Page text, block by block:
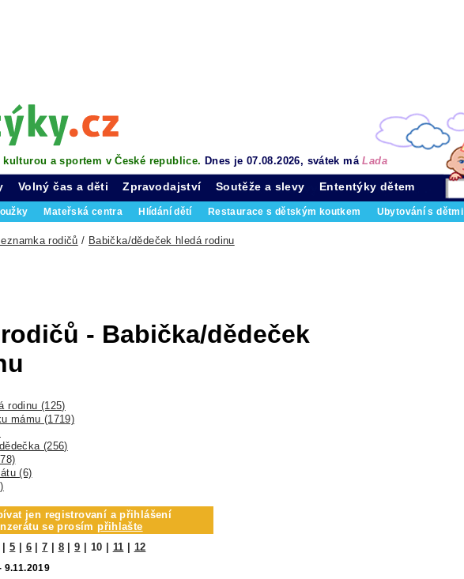
a sportem v České republice. Dnes je 07.08.2026, svátek máLada
Volný čas a děti
Mateřská centra Hlídání dětí Restaurace s dětským koutkem Ubytování s dětmi
Zpravodajství Soutěže a slevy Ententýky dětem
rodičů / Babička/dědeček hledá rodinu
- Babička/dědeček
rodinu (125)
mámu (1719)
(256)
(6)
jen registrovaní a přihlášení
se prosímpřihlašte
5 6|7 8|9 10 11 12
9.11.2019